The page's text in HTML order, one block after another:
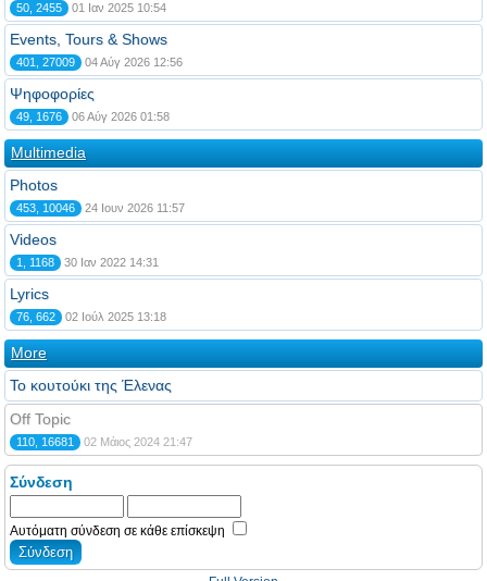
50, 2455 01 Ιαν 2025 10:54
Events, Tours & Shows
401, 27009 04 Αύγ 2026 12:56
Ψηφοφορίες
49, 1676 06 Αύγ 2026 01:58
Multimedia
Photos
453, 10046 24 Ιουν 2026 11:57
Videos
1, 1168 30 Ιαν 2022 14:31
Lyrics
76, 662 02 Ιούλ 2025 13:18
More
Το κουτούκι της Έλενας
Off Topic
110, 16681 02 Μάιος 2024 21:47
Σύνδεση
Αυτόματη σύνδεση σε κάθε επίσκεψη